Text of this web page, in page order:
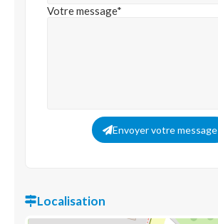
Votre message*
Envoyer votre message
Localisation